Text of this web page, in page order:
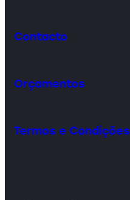
Contacto
Orçamentos
Termos e Condições